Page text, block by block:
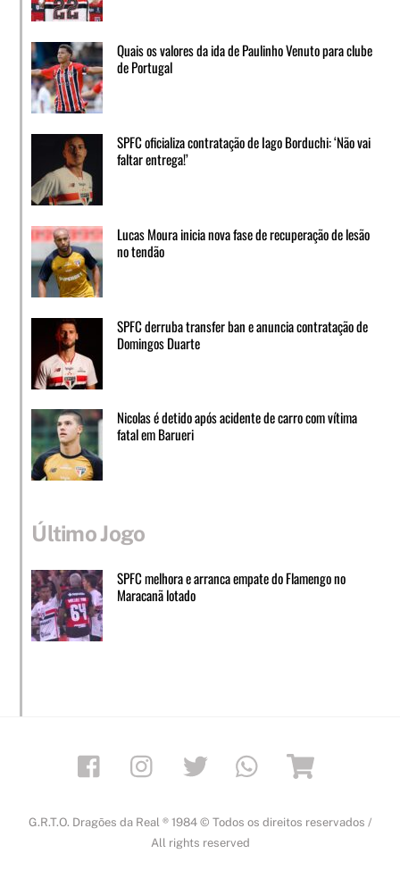
Quais os valores da ida de Paulinho Venuto para clube
de Portugal
SPFC oficializa contratação de Iago Borduchi: ‘Não vai
faltar entrega!’
Lucas Moura inicia nova fase de recuperação de lesão
no tendão
SPFC derruba transfer ban e anuncia contratação de
Domingos Duarte
Nicolas é detido após acidente de carro com vítima
fatal em Barueri
Último Jogo
SPFC melhora e arranca empate do Flamengo no
Maracanã lotado
Facebook Instagram Twitter Whatsapp
G.R.T.O. Dragões da Real ® 1984 © Todos os direitos reservados /
All rights reserved